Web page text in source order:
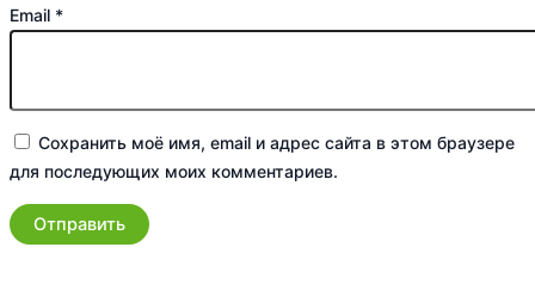
Email *
Сохранить моё имя, email и адрес сайта в этом браузере
для последующих моих комментариев.